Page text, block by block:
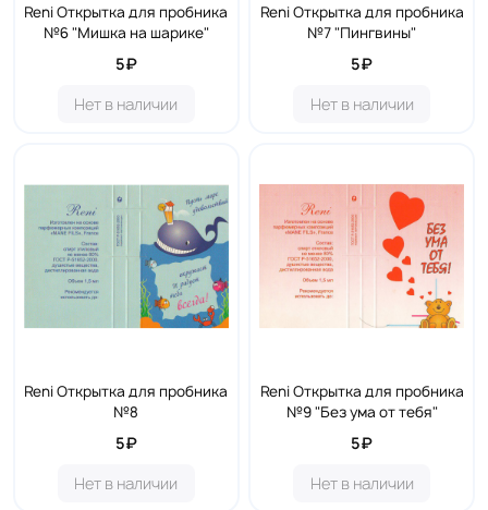
Reni Открытка для пробника
№6 "Мишка на шарике"
5₽
Нет в наличии
Reni Открытка для пробника
№7 "Пингвины"
5₽
Нет в наличии
Reni Открытка для пробника
№8
5₽
Нет в наличии
Reni Открытка для пробника
№9 "Без ума от тебя"
5₽
Нет в наличии